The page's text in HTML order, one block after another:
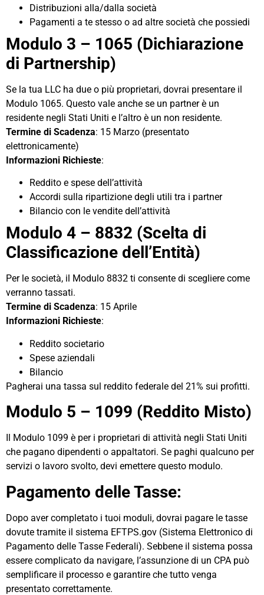
Distribuzioni alla/dalla società
Pagamenti a te stesso o ad altre società che possiedi
Modulo 3 – 1065 (Dichiarazione
di Partnership)
Se la tua LLC ha due o più proprietari, dovrai presentare il
Modulo 1065. Questo vale anche se un partner è un
residente negli Stati Uniti e l’altro è un non residente.
Termine di Scadenza: 15 Marzo (presentato
elettronicamente)
Informazioni Richieste:
Reddito e spese dell’attività
Accordi sulla ripartizione degli utili tra i partner
Bilancio con le vendite dell’attività
Modulo 4 – 8832 (Scelta di
Classificazione dell’Entità)
Per le società, il Modulo 8832 ti consente di scegliere come
verranno tassati.
Termine di Scadenza: 15 Aprile
Informazioni Richieste:
Reddito societario
Spese aziendali
Bilancio
Pagherai una tassa sul reddito federale del 21% sui profitti.
Modulo 5 – 1099 (Reddito Misto)
Il Modulo 1099 è per i proprietari di attività negli Stati Uniti
che pagano dipendenti o appaltatori. Se paghi qualcuno per
servizi o lavoro svolto, devi emettere questo modulo.
Pagamento delle Tasse:
Dopo aver completato i tuoi moduli, dovrai pagare le tasse
dovute tramite il sistema EFTPS.gov (Sistema Elettronico di
Pagamento delle Tasse Federali). Sebbene il sistema possa
essere complicato da navigare, l’assunzione di un CPA può
semplificare il processo e garantire che tutto venga
presentato correttamente.